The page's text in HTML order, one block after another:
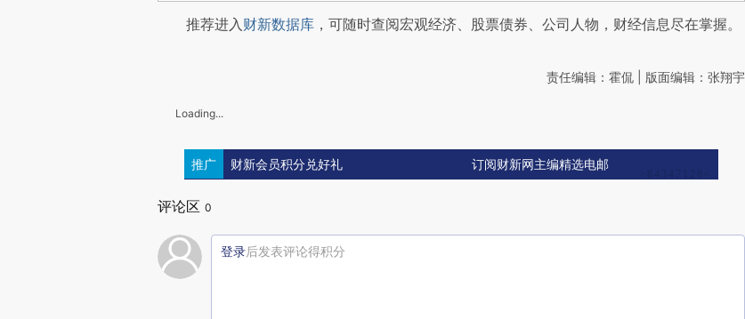
推荐进入财新数据库 ，可随时查阅宏观经济、股票债券、公司人物，财经信息尽在掌握。
责任编辑：霍侃 | 版面编辑：张翔宇
Loading...
推广 财新会员积分兑好礼 订阅财新网主编精选电邮
评论区 0
登录后发表评论得积分